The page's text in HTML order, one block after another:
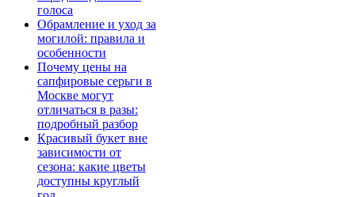
голоса
Обрамление и уход за
могилой: правила и
особенности
Почему цены на
сапфировые серьги в
Москве могут
отличаться в разы:
подробный разбор
Красивый букет вне
зависимости от
сезона: какие цветы
доступны круглый